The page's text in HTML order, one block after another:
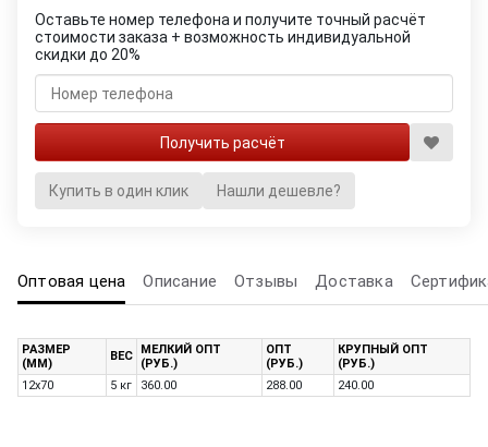
Оставьте номер телефона и получите точный расчёт
стоимости заказа + возможность индивидуальной
скидки до 20%
Купить в один клик Нашли дешевле?
Оптовая цена Описание Отзывы Доставка
РАЗМЕР
(ММ)
ВЕС
МЕЛКИЙ ОПТ
(РУБ.)
ОПТ
(РУБ.)
КРУПНЫЙ ОПТ
(РУБ.)
12х70
5 кг 360.00 288.00 240.00